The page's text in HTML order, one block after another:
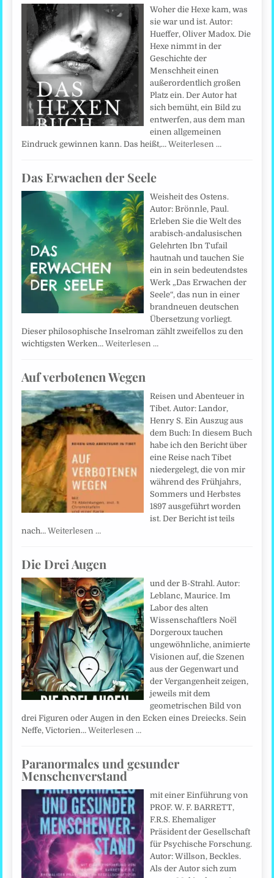
Woher die Hexe kam, was
sie war und ist. Autor:
Hueffer, Oliver Madox. Die
Hexe nimmt in der
Geschichte der
Menschheit einen
außerordentlich großen
Platz ein. Der Autor hat
sich bemüht, ein Bild zu
entwerfen, aus dem man
einen allgemeinen
Eindruck gewinnen kann. Das heißt,…Weiterlesen …
Das Erwachen der Seele
Weisheit des Ostens.
Autor: Brönnle, Paul.
Erleben Sie die Welt des
arabisch-andalusischen
Gelehrten Ibn Tufail
hautnah und tauchen Sie
ein in sein bedeutendstes
Werk „Das Erwachen der
Seele“, das nun in einer
brandneuen deutschen
Übersetzung vorliegt.
Dieser philosophische Inselroman zählt zweifellos zu den
wichtigsten Werken…Weiterlesen …
Auf verbotenen Wegen
Reisen und Abenteuer in
Tibet. Autor: Landor,
Henry S. Ein Auszug aus
dem Buch: In diesem Buch
habe ich den Bericht über
eine Reise nach Tibet
niedergelegt, die von mir
während des Frühjahrs,
Sommers und Herbstes
1897 ausgeführt worden
ist. Der Bericht ist teils
nach…Weiterlesen …
Die Drei Augen
und der B-Strahl. Autor:
Leblanc, Maurice. Im
Labor des alten
Wissenschaftlers Noël
Dorgeroux tauchen
ungewöhnliche, animierte
Visionen auf, die Szenen
aus der Gegenwart und
der Vergangenheit zeigen,
jeweils mit dem
geometrischen Bild von
drei Figuren oder Augen in den Ecken eines Dreiecks. Sein
Neffe, Victorien…Weiterlesen …
Paranormales und gesunder
Menschenverstand
mit einer Einführung von
PROF. W. F. BARRETT,
F.R.S. Ehemaliger
Präsident der Gesellschaft
für Psychische Forschung.
Autor: Willson, Beckles.
Als der Autor sich zum